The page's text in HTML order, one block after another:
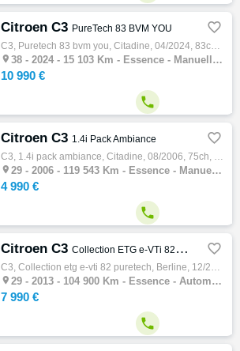
Citroen C3 PureTech 83 BVM YOU 
C3, Puretech 83 bvm you, Citadine, 04/2024, 83ch, 4cv, 15103 km, 5 portes, 5 places, Clim. manuelle, Essence, Boite de vitesse manuelle, Ré…
 38 - 2024 - 15 103 Km - Essence - Manuelle - Citadine
10 990 €

Citroen C3 1.4i Pack Ambiance 
C3, 1.4i pack ambiance, Citadine, 08/2006, 75ch, 5cv, 119543 km, 5 portes, 5 places, Essence, Boite de vitesse manuelle, Couleur beige, Gar…
 29 - 2006 - 119 543 Km - Essence - Manuelle - Citadine
4 990 €

Citroen C3 Collection ETG e-VTi 82 PureTech 
C3, Collection etg e-vti 82 puretech, Berline, 12/2013, 82ch, 4cv, 104900 km, 5 portes, 5 places, Essence, Boite de vitesse automatique, Co…
 29 - 2013 - 104 900 Km - Essence - Automatique - Berline
7 990 €
